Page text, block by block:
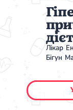
Лікар
Бігун